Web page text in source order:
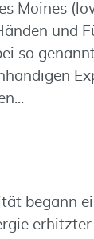
Moines
und
so
begann